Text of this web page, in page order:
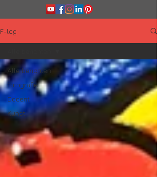
F-log
Alle berichten
Fotografie
Docent
Kunst